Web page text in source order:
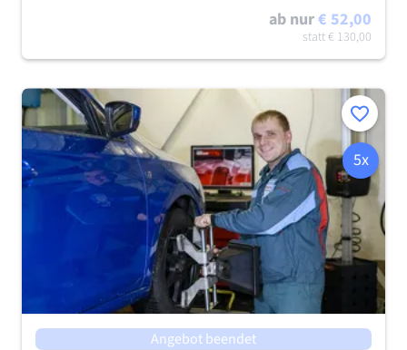
ab nur€ 52,00
statt€ 130,00
Merken
5x
Angebot beendet